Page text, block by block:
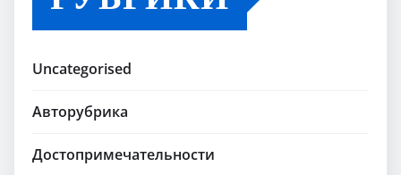
Uncategorised
Авторубрика
Достопримечательности